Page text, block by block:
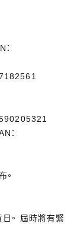
：
：
。
。 屆時將有緊